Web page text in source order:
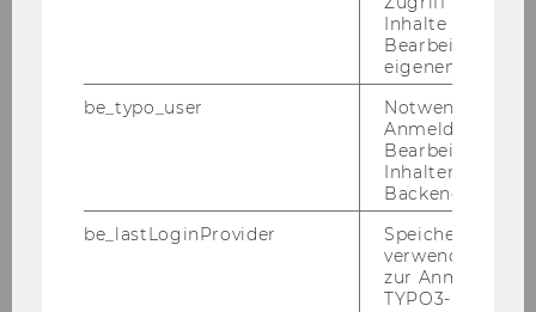
Datum 20.4.2021
Conversation: Rethinking
Competition Law
https://complaw-in-
conversation.eventbrite.at
Inhalte oder zur
Bearbeitung des
eigenen Profils.
be_typo_user
Notwendig für
Anmeldung und
Bearbeitung von
Inhalten im
Backend.
be_lastLoginProvider
Speichert die
verwendete
zur Anmeldung
TYPO3-Backend.